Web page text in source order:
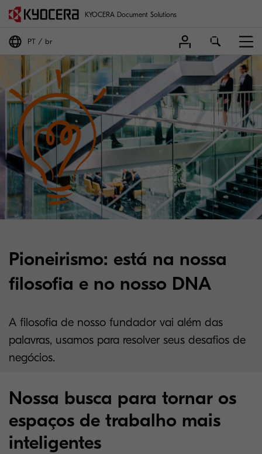
KYOCERA Document Solutions
PT br
Pioneirismo: está na nossa
filosofia e no nosso DNA
A filosofia de nosso fundador vai além das
palavras, usamos para resolver seus desafios de
negócios.
Nossa busca para tornar os
espaços de trabalho mais
inteligentes